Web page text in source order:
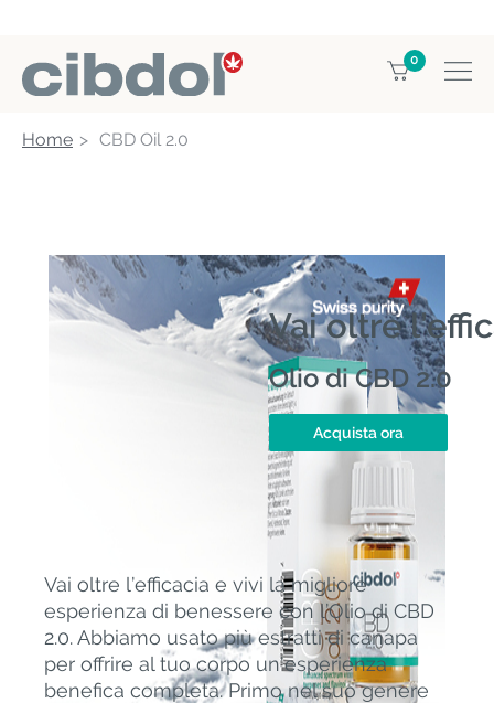
0
Home CBD Oil 2.0
Vai oltre
Olio di CBD 2.0
Acquista ora
Vai oltre l’efficacia e vivi la migliore
esperienza di benessere con l’Olio di CBD
2.0. Abbiamo usato più estratti di canapa
per offrire al tuo corpo un'esperienza
benefica completa. Primo nel suo genere